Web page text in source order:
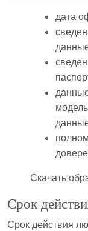
дата
Скачать
Срок
Срок действия